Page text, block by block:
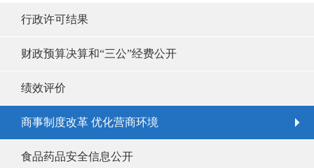
行政许可结果
财政预算决算和“三公”经费公开
绩效评价
商事制度改革 优化营商环境
食品药品安全信息公开